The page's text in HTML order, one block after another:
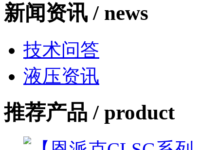
新闻资讯 / news
技术问答
液压资讯
推荐产品 / product